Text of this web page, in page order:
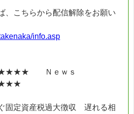
、こちらから配信解除をお願い
info.asp
Ｎｅｗｓ
固定資産税過大徴収 遅れる相